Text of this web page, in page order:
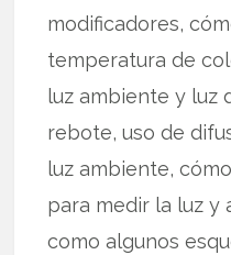
modificadores,
temperatura de
luz ambiente y luz
rebote, uso de
luz ambiente,
para medir la luz y
como algunos